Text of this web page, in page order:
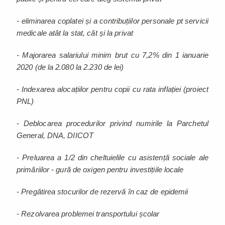
- eliminarea coplatei și a contribuțiilor personale pt servicii
medicale atât la stat, cât și la privat
- Majorarea salariului minim brut cu 7,2% din 1 ianuarie
2020 (de la 2.080 la 2.230 de lei)
- Indexarea alocațiilor pentru copii cu rata inflației (proiect
PNL)
- Deblocarea procedurilor privind numirile la Parchetul
General, DNA, DIICOT
- Preluarea a 1/2 din cheltuielile cu asistență sociale ale
primăriilor - gură de oxigen pentru investițiile locale
- Pregătirea stocurilor de rezervă în caz de epidemii
- Rezolvarea problemei transportului școlar